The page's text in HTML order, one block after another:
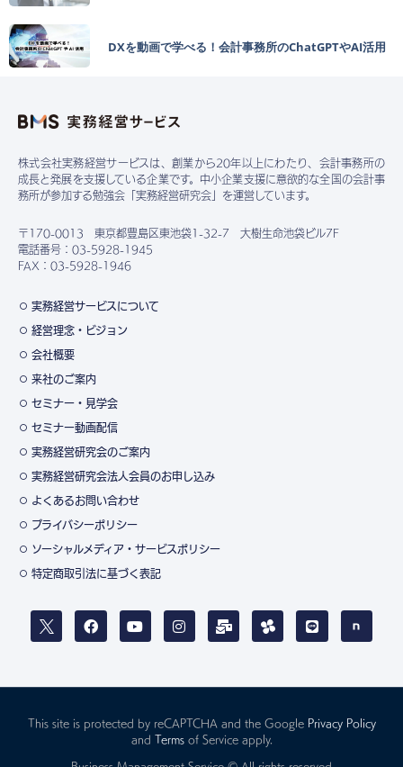
DXを動画で学べる！会計事務所のChatGPTやAI活用
株式会社実務経営サービスは、創業から20年以上にわたり、会計事務所の
成長と発展を支援している企業です。中小企業支援に意欲的な全国の会計事
務所が参加する勉強会「実務経営研究会」を運営しています。
〒170-0013 東京都豊島区東池袋1-32-7 大樹生命池袋ビル7F
電話番号：03-5928-1945
FAX：03-5928-1946
実務経営サービスについて
経営理念・ビジョン
会社概要
来社のご案内
セミナー・見学会
セミナー動画配信
実務経営研究会のご案内
実務経営研究会法人会員のお申し込み
よくあるお問い合わせ
プライバシーポリシー
ソーシャルメディア・サービスポリシー
特定商取引法に基づく表記
This site is protected by reCAPTCHA and the Google Privacy Policy
and
Terms of Service apply.